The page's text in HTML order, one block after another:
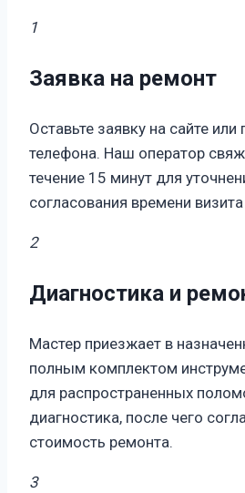
1
Заявка на ремонт
Оставьте заявку на сайте
телефона. Наш оператор
течение 15 минут для
согласования времени
2
Диагностика и
Мастер приезжает в
полным комплектом
для распространенных
диагностика, после чего
стоимость ремонта.
3